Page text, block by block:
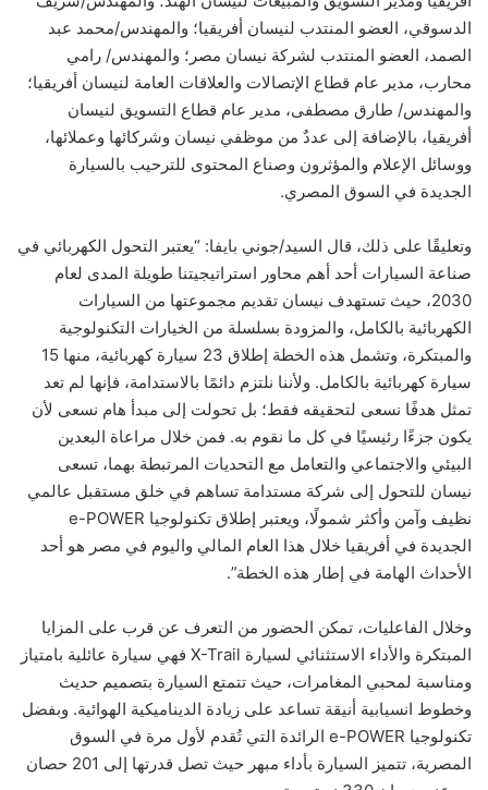
الدسوقي، العضو المنتدب لنيسان أفريقيا؛ والمهندس/محمد عبد
الصمد، العضو المنتدب لشركة نيسان مصر؛ والمهندس/ رامي
محارب، مدير عام قطاع الإتصالات والعلاقات العامة لنيسان أفريقيا؛
والمهندس/ طارق مصطفى، مدير عام قطاع التسويق لنيسان
أفريقيا، بالإضافة إلى عددٌ من موظفي نيسان وشركائها وعملائها،
ووسائل الإعلام والمؤثرون وصناع المحتوى للترحيب بالسيارة
الجديدة في السوق المصري.
وتعليقًا على ذلك، قال السيد/جوني بايفا: “يعتبر التحول الكهربائي في
صناعة السيارات أحد أهم محاور استراتيجيتنا طويلة المدى لعام
2030، حيث تستهدف نيسان تقديم مجموعتها من السيارات
الكهربائية بالكامل، والمزودة بسلسلة من الخيارات التكنولوجية
والمبتكرة، وتشمل هذه الخطة إطلاق 23 سيارة كهربائية، منها 15
سيارة كهربائية بالكامل. ولأننا نلتزم دائمًا بالاستدامة، فإنها لم تعد
تمثل هدفًا نسعى لتحقيقه فقط؛ بل تحولت إلى مبدأ هام نسعى لأن
يكون جزءًا رئيسيًا في كل ما نقوم به. فمن خلال مراعاة البعدين
البيئي والاجتماعي والتعامل مع التحديات المرتبطة بهما، تسعى
نيسان للتحول إلى شركة مستدامة تساهم في خلق مستقبل عالمي
نظيف وآمن وأكثر شمولًا، ويعتبر إطلاق تكنولوجيا e-POWER
الجديدة في أفريقيا خلال هذا العام المالي واليوم في مصر هو أحد
الأحداث الهامة في إطار هذه الخطة”.
وخلال الفاعليات، تمكن الحضور من التعرف عن قرب على المزايا
المبتكرة والأداء الاستثنائي لسيارة X-Trail فهي سيارة عائلية بامتياز
ومناسبة لمحبي المغامرات، حيث تتمتع السيارة بتصميم حديث
وخطوط انسيابية أنيقة تساعد على زيادة الديناميكية الهوائية. وبفضل
تكنولوجيا e-POWER الرائدة التي تُقدم لأول مرة في السوق
المصرية، تتميز السيارة بأداء مبهر حيث تصل قدرتها إلى 201 حصان